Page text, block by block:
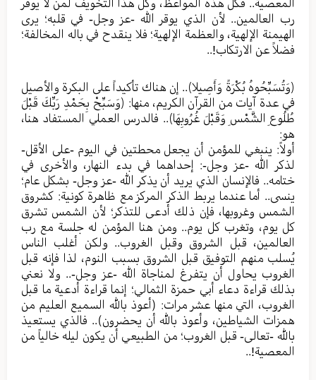
رب العالمين.. لأن الذي يوقر الله -عز وجل- في قلبه؛ يرى
الهيمنة الإلهية، والعظمة الإلهية؛ فلا ينقدح في باله المخالفة؛
فضلاً عن الارتكاب!..
﴿وَتُسَبِّحُوهُ بُكْرَةً وَأَصِيلا﴾.. إن هناك تأكيداً على البكرة والأصيل
في عدة آيات من القرآن الكريم، منها: ﴿وَسَبِّحْ بِحَمْدِ رَبِّكَ قَبْلَ
طُلُوعِ الشَّمْسِ وَقَبْلَ غُرُوبِهَا﴾.. فالدرس العملي المستفاد هنا،
هو:
أولاً: ينبغي للمؤمن أن يجعل محطتين في اليوم -على الأقل-
لذكر الله -عز وجل-: إحداهما في بدء النهار، والأخرى في
ختامه.. فالإنسان الذي يريد أن يذكر الله -عز وجل- بشكل عام؛
ينسى.. أما عندما يربط الذكر المركز مع ظاهرة كونية: كشروق
الشمس وغروبها، فإن ذلك أدعى للتذكر؛ لأن الشمس تشرق
كل يوم، وتغرب كل يوم.. ومن هنا المؤمن له جلسة مع رب
العالمين، قبل الشروق وقبل الغروب.. ولكن أغلب الناس
يُسلب منهم التوفيق قبل الشروق بسبب النوم، لذا فإنه قبل
الغروب يحاول أن يتفرغ لمناجاة الله -عز وجل-.. ولا نعني
بذلك قراءة دعاء أبي حمزة الثمالي؛ إنما قراءة أدعية ما قبل
الغروب، التي منها عشر مرات: (أعوذ بالله السميع العليم من
همزات الشياطين، وأعوذ بالله أن يحضرون).. فالذي يستعيذ
بالله -تعالى- قبل الغروب؛ من الطبيعي أن يكون ليله خالياً من
المعصية!..